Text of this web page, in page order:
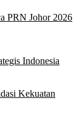
PRN Johor 2026
Indonesia
Kekuatan